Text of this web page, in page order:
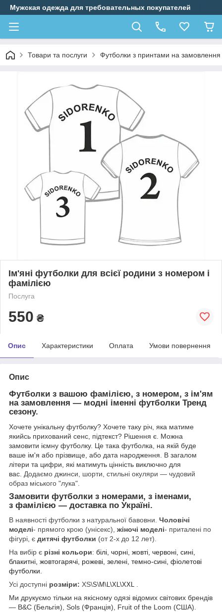
Мужская одежда для требовательных покупателей
Товари та послуги Футболки з принтами на замовлення
Ім'яні футболки для всієї родини з номером і
фамілією
Послуга
550 ₴
Опис Характеристики Оплата Умови повернення
Опис
Футболки з вашою фамілією, з номером, з ім'ям
на замовлення — модні іменні футболки Тренд
сезону.
Хочете унікальну футболку? Хочете таку річ, яка матиме
якийсь прихований сенс, підтекст? Рішення є. Можна
замовити іємну футболку. Це така футболка, на якій буде
ваше ім'я або прізвище, або дата народження. В загалом
літери та цифри, які матимуть цінність виключно для
вас. Додаємо джинси, шорти, стильні окуляри — чудовий
образ міського "лука".
Замовити футболки з номерами, з іменами,
з фамілією — доставка по Україні.
В наявності футболки з натуральної бавовни. Чоловічі
моделі- прямого крою (унісекс), жіночі моделі- приталені по
фігурі, є дитячі футболки (от 2-х до 12 лет).
На вибір є різні кольори: білі, чорні, жовті, червоні, сині,
блакитні, жовтогарячі, рожеві, зелені, темно-сині, фіолетові
футболки.
Усі доступні розміри: XS\S\M\L\XL\XXL .
Ми друкуємо тільки на якісному одязі відомих світових брендів
— B&C (Бельгія), Sols (Франція), Fruit of the Loom (США).